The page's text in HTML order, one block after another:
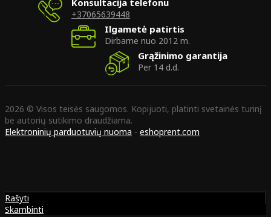
Konsultacija telefonu
+37065639448
Ilgametė patirtis
Dirbame nuo 2012 m.
Grąžinimo garantija
Per 14 d.d.
2026 © Visos teisės saugomos. Kopijuoti, platinti svetainės turinį
be autorių sutikimo draudžiama.
Elektroninių parduotuvių nuoma - eshoprent.com
Rašyti
Skambinti